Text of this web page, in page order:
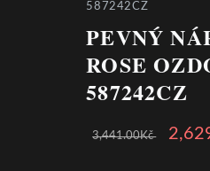
587242CZ
PEVNÝ
ROSE
587242CZ
3,441.00Kč